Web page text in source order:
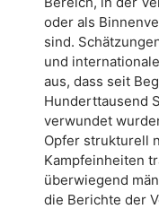
oder als
sind.
und
aus, dass seit
Hunderttausend
verwundet
Opfer strukturell
Kampfeinheiten
überwiegend
die Berichte der